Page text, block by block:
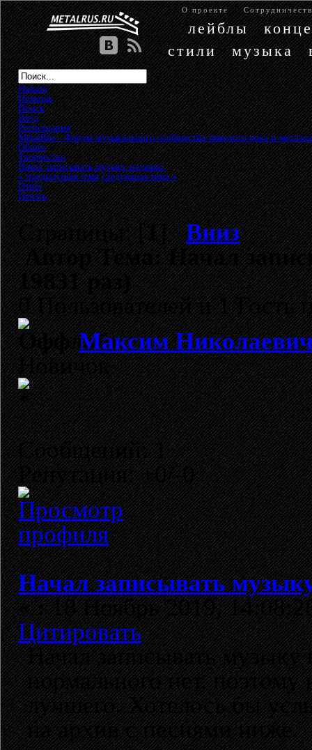
О проекте
лейблы
стили
музыка
Начало
Помощь
Поиск
Вход
Регистрация
MetalRus - Форум музыкального сообщества тяжелого рока и металла
Общее»
Творчество»
Начал записывать музыку недавно.
« предыдущая тема следующая тема »
Ответ
Печать
Страницы: [1]Вниз
АвторТема: Начал
19831 раз)
0 Пользователей и 1 Гость
Максим
Новичок
Сообщений: 1
Репутация: +0/-0
Начал записывать
«:18 Ноябрь 2019,
Цитировать
Начал записывать музыку
нормального нет, поэтому
лучшего. Хотелось бы
на архив с песнями ниже.